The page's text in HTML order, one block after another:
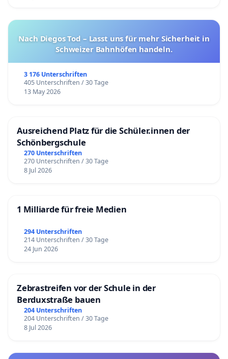
Nach Diegos Tod – Lasst uns für mehr Sicherheit in
Schweizer Bahnhöfen handeln.
3 176 Unterschriften
405 Unterschriften / 30 Tage
13 May 2026
Ausreichend Platz für die Schüler.innen der
Schönbergschule
270 Unterschriften
270 Unterschriften / 30 Tage
8 Jul 2026
1 Milliarde für freie Medien
294 Unterschriften
214 Unterschriften / 30 Tage
24 Jun 2026
Zebrastreifen vor der Schule in der
Berduxstraße bauen
204 Unterschriften
204 Unterschriften / 30 Tage
8 Jul 2026